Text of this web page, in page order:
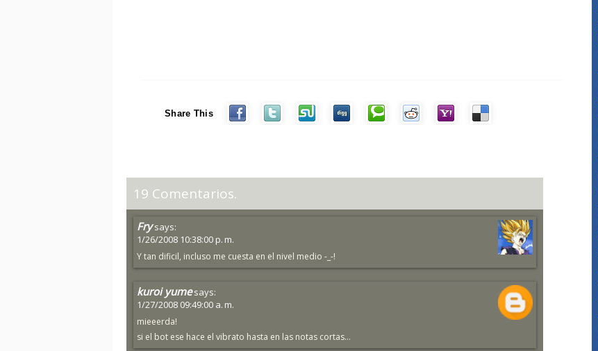
Share This
19 Comentarios.
Fry says:
1/26/2008 10:38:00 p. m.
Y tan dificil, incluso me cuesta en el nivel medio -_-!
kuroi yume says:
1/27/2008 09:49:00 a. m.
mieeerda!
si el bot ese hace el vibrato hasta en las notas cortas...